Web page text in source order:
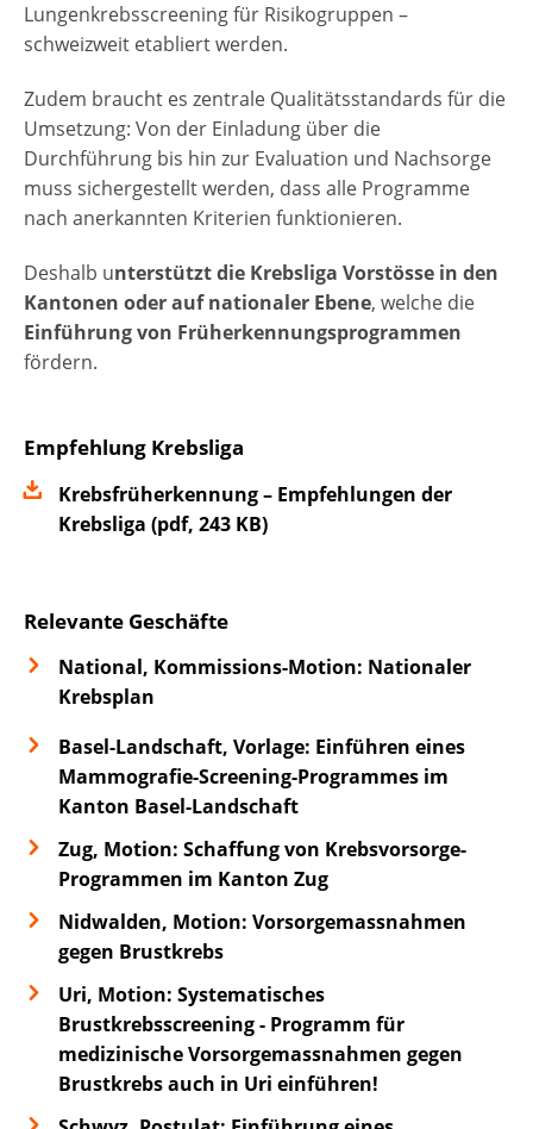
Lungenkrebsscreening für Risikogruppen –
schweizweit etabliert werden.
Zudem braucht es zentrale Qualitätsstandards für die
Umsetzung: Von der Einladung über die
Durchführung bis hin zur Evaluation und Nachsorge
muss sichergestellt werden, dass alle Programme
nach anerkannten Kriterien funktionieren.
Deshalb unterstützt die Krebsliga Vorstösse in den
Kantonen oder auf nationaler Ebene, welche die
Einführung von Früherkennungsprogrammen
fördern.
Empfehlung Krebsliga
Krebsfrüherkennung – Empfehlungen der
Krebsliga (pdf, 243 KB)
Relevante Geschäfte
National, Kommissions-Motion: Nationaler
Krebsplan
Basel-Landschaft, Vorlage: Einführen eines
Mammografie-Screening-Programmes im
Kanton Basel-Landschaft
Zug, Motion: Schaffung von Krebsvorsorge-
Programmen im Kanton Zug
Nidwalden, Motion: Vorsorgemassnahmen
gegen Brustkrebs
Uri, Motion: Systematisches
Brustkrebsscreening - Programm für
medizinische Vorsorgemassnahmen gegen
Brustkrebs auch in Uri einführen!